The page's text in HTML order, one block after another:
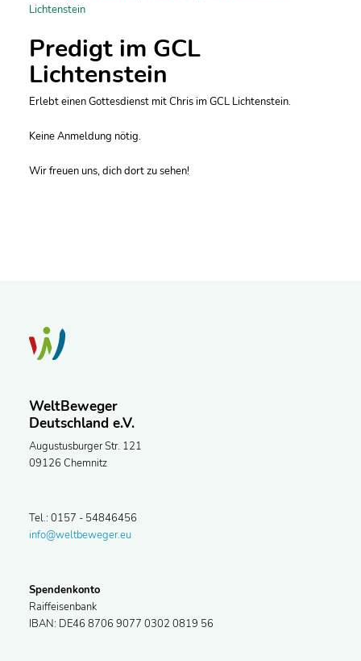
Lichtenstein
Predigt im GCL
Lichtenstein
Erlebt einen Gottesdienst mit Chris im GCL Lichtenstein.
Keine Anmeldung nötig.
Wir freuen uns, dich dort zu sehen!
WeltBeweger
Deutschland e.V.
Augustusburger Str. 121
09126 Chemnitz
Tel.: 0157 - 54846456
info@weltbeweger.eu
Spendenkonto
Raiffeisenbank
IBAN: DE46 8706 9077 0302 0819 56